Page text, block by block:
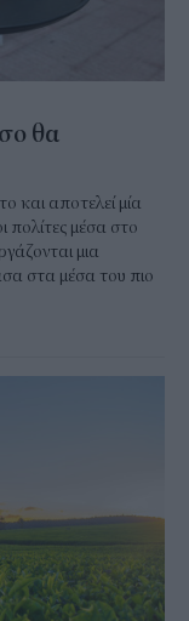
θα
και αποτελεί μία
πολίτες μέσα στο
μια
στα μέσα του πιο